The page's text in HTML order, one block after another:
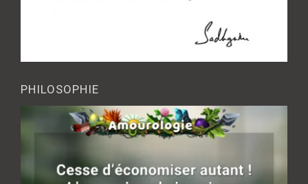
PHILOSOPHIE